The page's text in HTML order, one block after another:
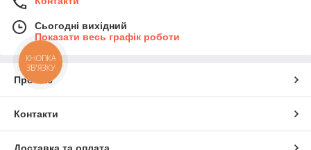
Сьогодні вихідний
Показати весь графік роботи
Про нас
Контакти
КНОПКА
ЗВ'ЯЗКУ